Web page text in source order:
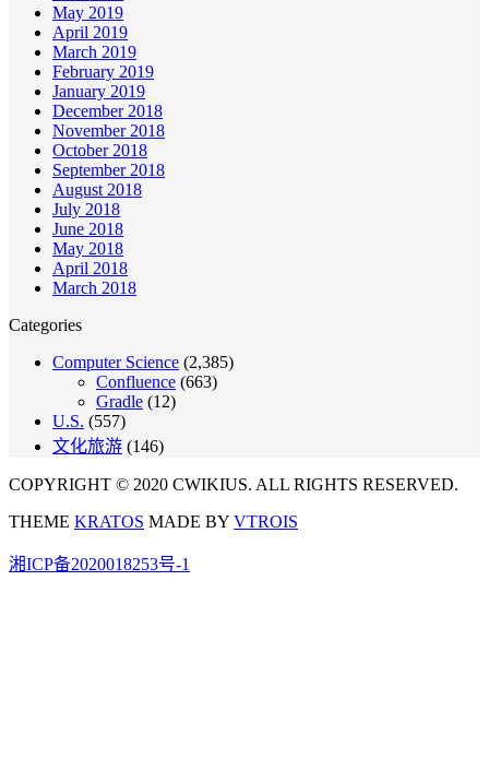
May 2019
April 2019
March 2019
February 2019
January 2019
December 2018
November 2018
October 2018
September 2018
August 2018
July 2018
June 2018
May 2018
April 2018
March 2018
Categories
Computer Science (2,385)
Confluence (663)
Gradle (12)
U.S. (557)
文化旅游 (146)
COPYRIGHT © 2020 CWIKIUS. ALL RIGHTS RESERVED.
THEME KRATOS MADE BY VTROIS
湘ICP备2020018253号-1